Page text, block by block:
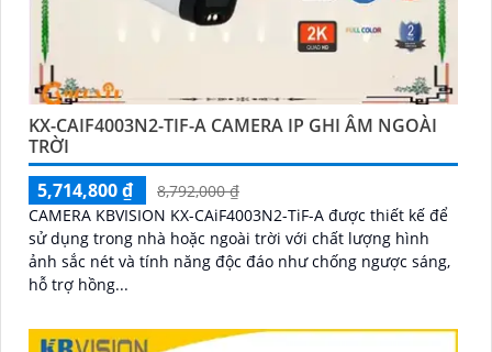
KX-CAIF4003N2-TIF-A CAMERA IP GHI ÂM NGOÀI
TRỜI
5,714,800 ₫
8,792,000 ₫
CAMERA KBVISION KX-CAiF4003N2-TiF-A được thiết kế để
sử dụng trong nhà hoặc ngoài trời với chất lượng hình
ảnh sắc nét và tính năng độc đáo như chống ngược sáng,
hỗ trợ hồng...